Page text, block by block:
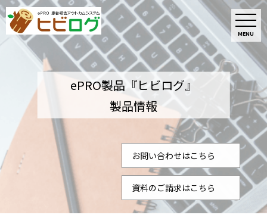
MENU
ePRO製品『ヒビログ』
製品情報
お問い合わせはこちら
資料のご請求はこちら